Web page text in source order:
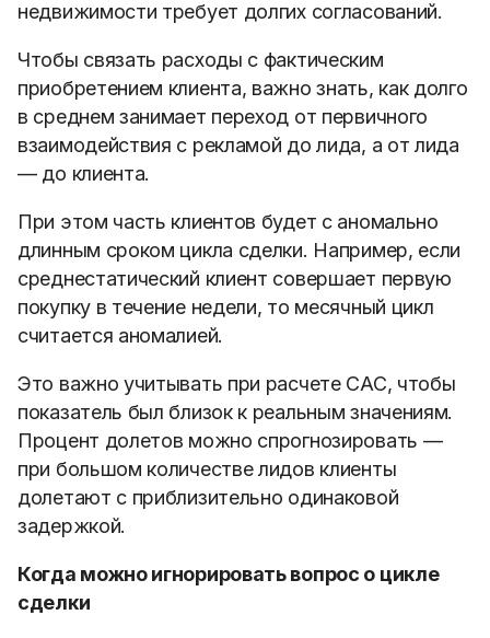
недвижимости требует долгих согласований.
Чтобы связать расходы с фактическим
приобретением клиента, важно знать, как долго
в среднем занимает переход от первичного
взаимодействия с рекламой до лида, а от лида
— до клиента.
При этом часть клиентов будет с аномально
длинным сроком цикла сделки. Например, если
среднестатический клиент совершает первую
покупку в течение недели, то месячный цикл
считается аномалией.
Это важно учитывать при расчете САС, чтобы
показатель был близок к реальным значениям.
Процент долетов можно спрогнозировать —
при большом количестве лидов клиенты
долетают с приблизительно одинаковой
задержкой.
Когда можно игнорировать вопрос о цикле
сделки